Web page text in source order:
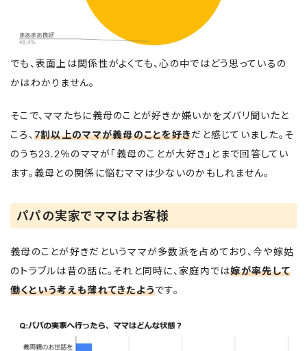
でも、表面上は関係性がよくても、心の中ではどう思っているの
かはわかりません。
そこで、ママたちに義母のことが好きか嫌いかをズバリ聞いたと
ころ、7割以上のママが義母のことを好きだと感じていました。そ
のうち23.2％のママが「義母のことが大好き」とまで回答してい
ます。義母との関係に悩むママは少ないのかもしれません。
パパの実家でママはお客様
義母のことが好きだというママが多数派を占めており、今や嫁姑
のトラブルは昔の話に。それと同時に、家庭内では嫁が率先して
働くという考えも薄れてきたようです。